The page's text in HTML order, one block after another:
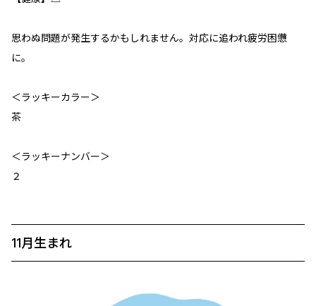
思わぬ問題が発生するかもしれません。対応に追われ疲労困憊
に。
＜ラッキーカラー＞
茶
＜ラッキーナンバー＞
２
11月生まれ